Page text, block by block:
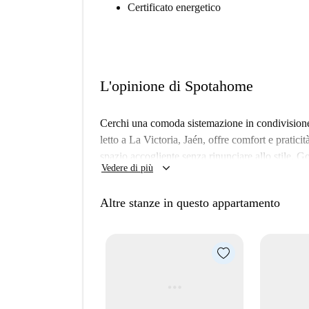
Certificato energetico
L'opinione di Spotahome
Cerchi una comoda sistemazione in
letto a La Victoria, Jaén, offre comfort e
spazio accogliente senza rinunciare allo stile.
vista sui vivaci dintorni dal balcone o dalla
al proprietario.
Pino. Scopri monumenti storici come Huella
Vedere di più keyboard_arrow_down
Altre stanze in questo appartamento